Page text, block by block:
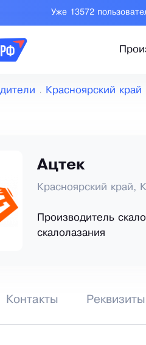
Уже 13572
Красноярский край
Ацтек
Красноярский край,
Производитель
скалолазания
Контакты Реквизиты